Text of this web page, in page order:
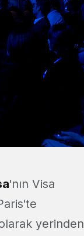
'nın Visa
yerinden